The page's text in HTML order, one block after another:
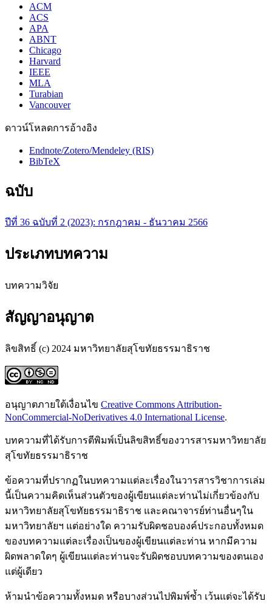
ACM
ACS
APA
ABNT
Chicago
Harvard
IEEE
MLA
Turabian
Vancouver
ดาวน์โหลดการอ้างอิง
Endnote/Zotero/Mendeley (RIS)
BibTeX
ฉบับ
ปีที่ 36 ฉบับที่ 2 (2023): กรกฎาคม - ธันวาคม 2566
ประเภทบทความ
บทความวิจัย
สัญญาอนุญาต
ลิขสิทธิ์ (c) 2024 มหาวิทยาลัยสุโขทัยธรรมาธิราช
อนุญาตภายใต้เงื่อนไข Creative Commons Attribution-
NonCommercial-NoDerivatives 4.0 International License.
บทความที่ได้รับการตีพิมพ์เป็นลิขสิทธิ์ของวารสารมหาวิทยาลัย
สุโขทัยธรรมาธิราช
ข้อความที่ปรากฏในบทความแต่ละเรื่องในวารสารวิชาการเล่ม
นี้เป็นความคิดเห็นส่วนตัวของผู้เขียนแต่ละท่านไม่เกี่ยวข้องกับ
มหาวิทยาลัยสุโขทัยธรรมาธิราช และคณาจารย์ท่านอื่นๆใน
มหาวิทยาลัยฯ แต่อย่างใด ความรับผิดชอบองค์ประกอบทั้งหมด
ของบทความแต่ละเรื่องเป็นของผู้เขียนแต่ละท่าน หากมีความ
ผิดพลาดใดๆ ผู้เขียนแต่ละท่านจะรับผิดชอบบทความของตนเอง
แต่ผู้เดียว
ห้ามนำข้อความทั้งหมด หรือบางส่วนไปพิมพ์ซ้ำ เว้นแต่จะได้รับ